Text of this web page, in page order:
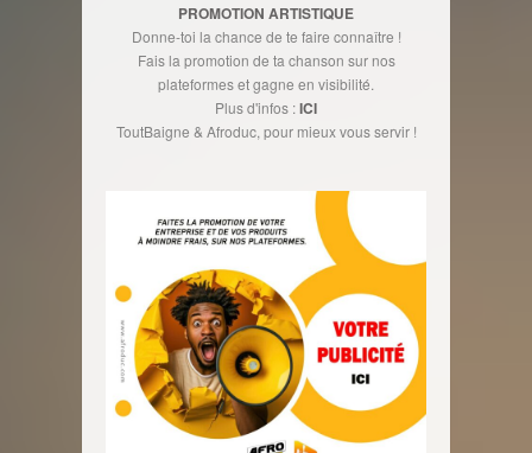
PROMOTION ARTISTIQUE
Donne-toi la chance de te faire connaître !
Fais la promotion de ta chanson sur nos
plateformes et gagne en visibilité.
Plus d'infos :ICI
ToutBaigne & Afroduc, pour mieux vous servir !